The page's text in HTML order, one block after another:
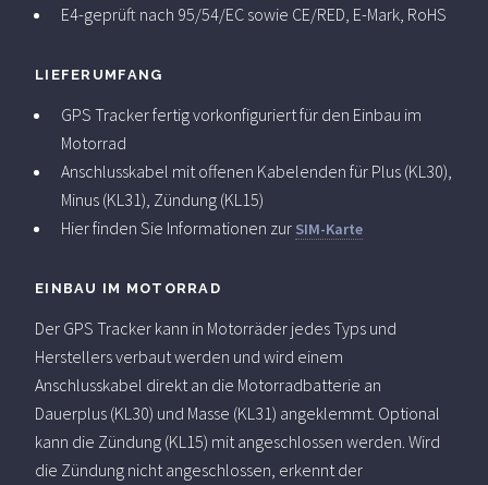
E4-geprüft nach 95/54/EC sowie CE/RED, E-Mark, RoHS
LIEFERUMFANG
GPS Tracker fertig vorkonfiguriert für den Einbau im
Motorrad
Anschlusskabel mit offenen Kabelenden für Plus (KL30),
Minus (KL31), Zündung (KL15)
Hier finden Sie Informationen zur SIM-Karte
EINBAU IM MOTORRAD
Der GPS Tracker kann in Motorräder jedes Typs und
Herstellers verbaut werden und wird einem
Anschlusskabel direkt an die Motorradbatterie an
Dauerplus (KL30) und Masse (KL31) angeklemmt. Optional
kann die Zündung (KL15) mit angeschlossen werden. Wird
die Zündung nicht angeschlossen, erkennt der